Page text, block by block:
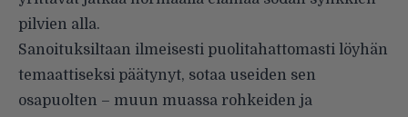
pilvien alla.
Sanoituksiltaan ilmeisesti puolitahattomasti löyhän
temaattiseksi päätynyt, sotaa useiden sen
osapuolten – muun muassa rohkeiden ja